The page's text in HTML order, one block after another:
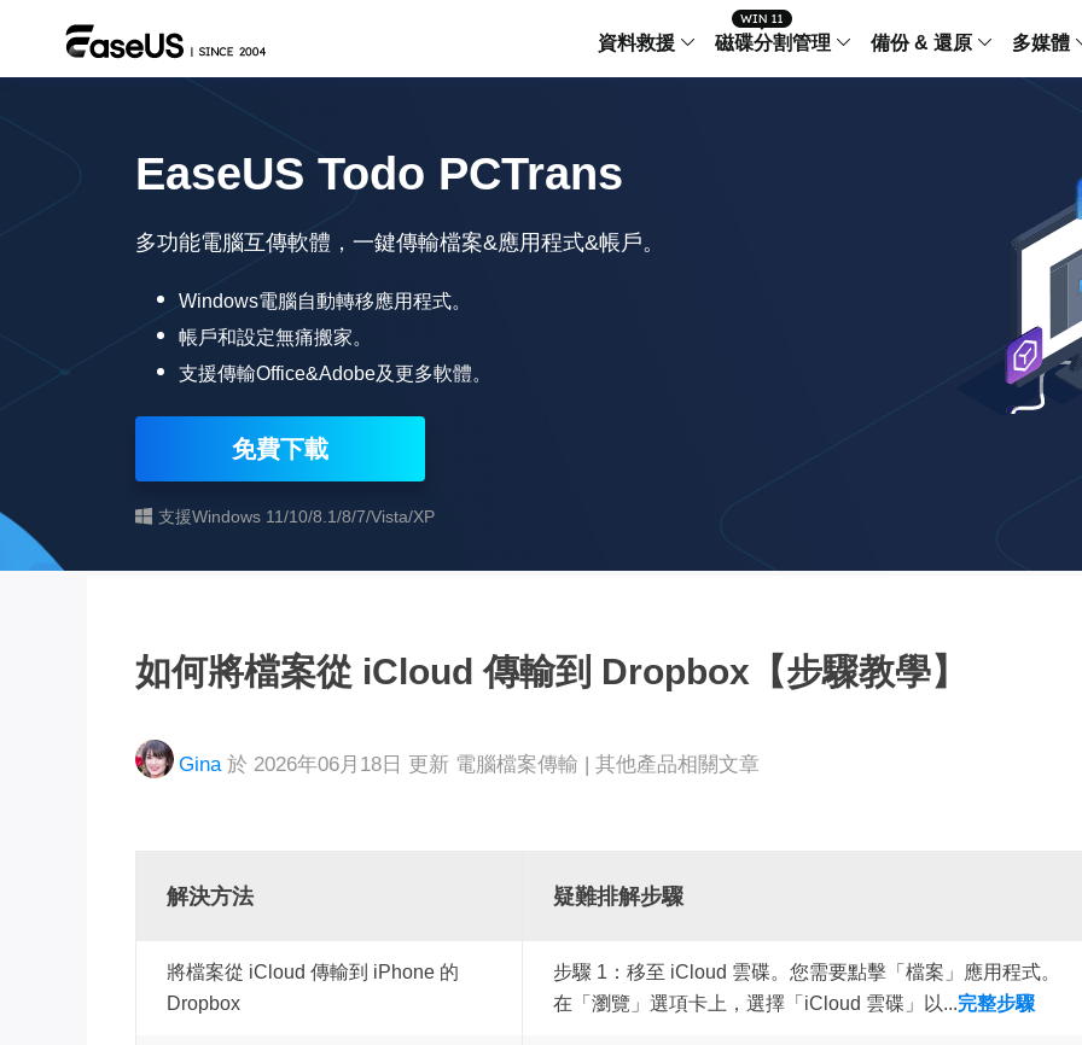
資料救援
Email Recovery
MS SQL Recovery
磁碟分割管理
Partition Master Mac
Mac 磁碟分割管理工具
備份 & 還原
Todo
工作站
集中管
多媒體
MobiMover
傳輸 IPhone
電腦之間轉
ChatTrans
WhatsApp
EaseUS Todo PCTrans
多功能電腦互傳軟體，一鍵傳輸檔案&應用程式&帳戶。
Windows電腦自動轉移應用程式。
帳戶和設定無痛搬家。
支援傳輸Office&Adobe及更多軟體。
免費下載
支援Windows 11/10/8.1/8/7/Vista/XP
如何將檔案從 iCloud 傳輸到 Dropbox【步驟教學】
Gina於 2026年06月18日 更新 電腦檔案傳輸 其他產品相關文章
解決方法 疑難排解步驟
將檔案從 iCloud 傳輸到 iPhone 的
Dropbox
步驟 1：移至 iCloud 雲碟。您需要點擊「檔案」應用程式。
在「瀏覽」選項卡上，選擇「iCloud 雲碟」以...完整步驟